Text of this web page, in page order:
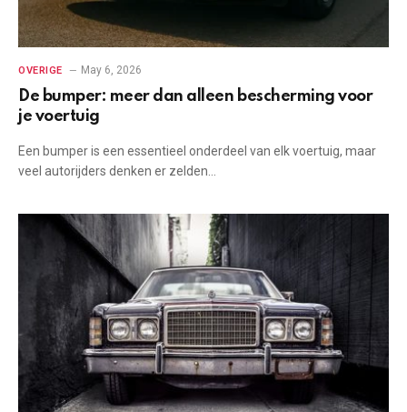
OVERIGE May 6, 2026
De bumper: meer dan alleen bescherming voor
je voertuig
Een bumper is een essentieel onderdeel van elk voertuig, maar
veel autorijders denken er zelden…